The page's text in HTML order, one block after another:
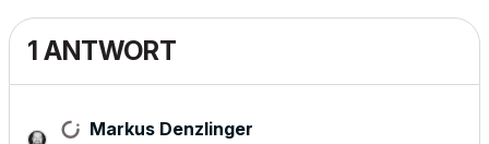
1 ANTWORT
Markus Denzlinger